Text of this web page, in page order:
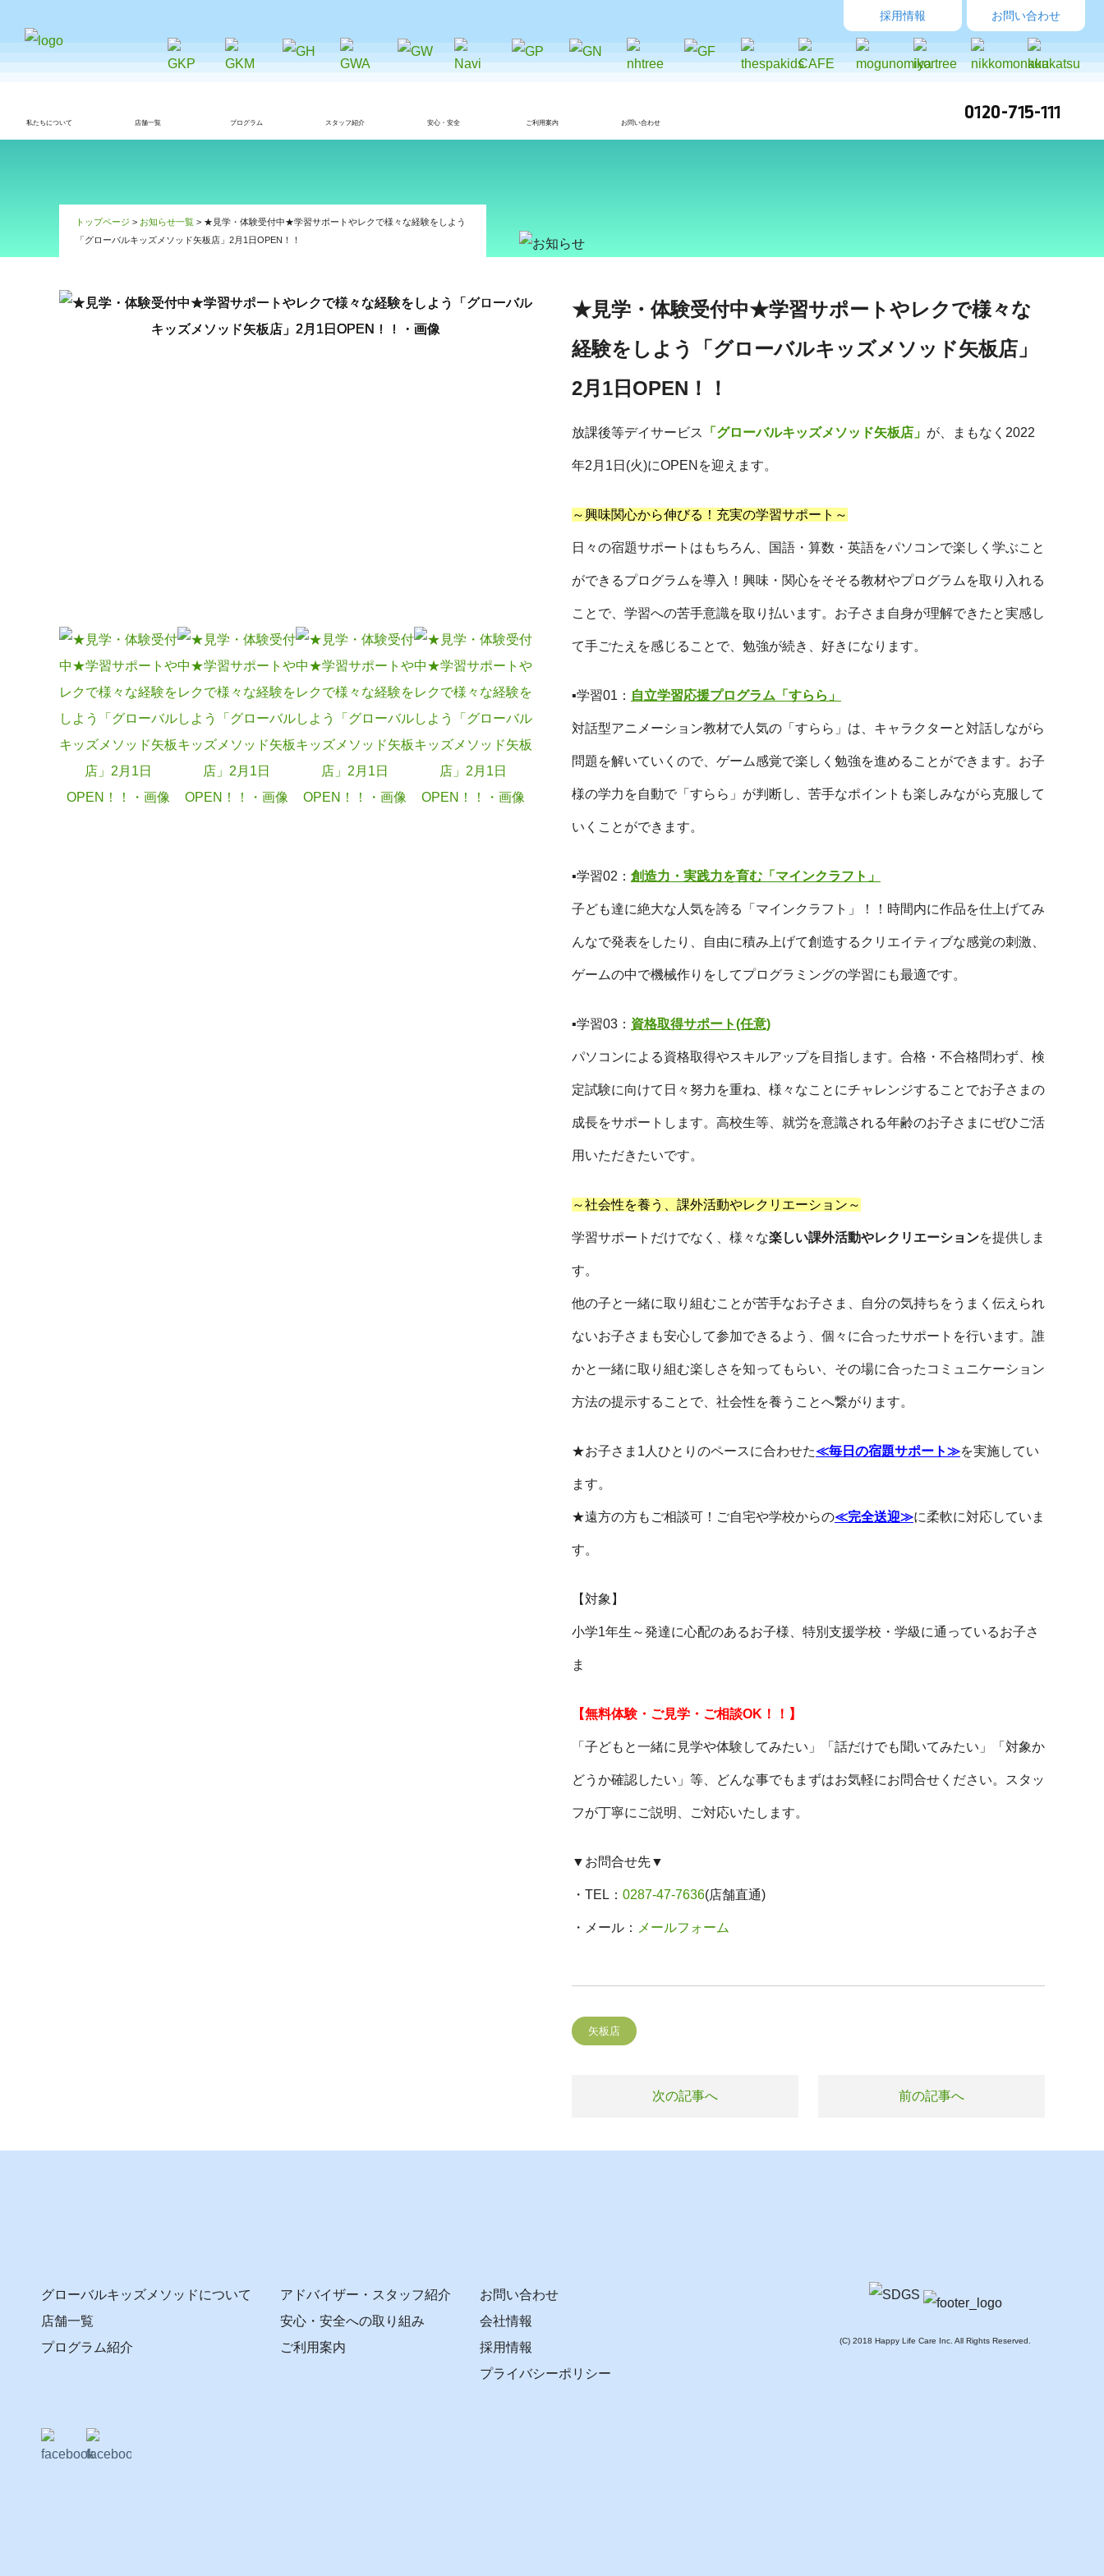
私たちについて 店舗一覧 プログラム スタッフ紹介 安心・安全 ご利用案内 お問い合わせ 0120-715-111
採用情報 お問い合わせ
トップページ > お知らせ一覧 > ★見学・体験受付中★学習サポートやレクで様々な経験をしよう
「グローバルキッズメソッド矢板店」2月1日OPEN！！
★見学・体験受付中★学習サポートやレクで様々な
経験をしよう「グローバルキッズメソッド矢板店」
2月1日OPEN！！
放課後等デイサービス 「グローバルキッズメソッド矢板店」 が、まもなく2022
年2月1日(火)にOPENを迎えます。
～興味関心から伸びる！充実の学習サポート～
日々の宿題サポートはもちろん、国語・算数・英語をパソコンで楽しく学ぶこと
ができるプログラムを導入！興味・関心をそそる教材やプログラムを取り入れる
ことで、学習への苦手意識を取り払います。お子さま自身が理解できたと実感し
て手ごたえを感じることで、勉強が続き、好きになります。
▪学習01： 自立学習応援プログラム「すらら」
対話型アニメーション教材で人気の「すらら」は、キャラクターと対話しながら
問題を解いていくので、ゲーム感覚で楽しく勉強を進めることができます。お子
様の学力を自動で「すらら」が判断し、苦手なポイントも楽しみながら克服して
いくことができます。
▪学習02： 創造力・実践力を育む「マインクラフト」
子ども達に絶大な人気を誇る「マインクラフト」！！時間内に作品を仕上げてみ
んなで発表をしたり、自由に積み上げて創造するクリエイティブな感覚の刺激、
ゲームの中で機械作りをしてプログラミングの学習にも最適です。
▪学習03： 資格取得サポート(任意)
パソコンによる資格取得やスキルアップを目指します。合格・不合格問わず、検
定試験に向けて日々努力を重ね、様々なことにチャレンジすることでお子さまの
成長をサポートします。高校生等、就労を意識される年齢のお子さまにぜひご活
用いただきたいです。
～社会性を養う、課外活動やレクリエーション～
学習サポートだけでなく、様々な楽しい課外活動やレクリエーションを提供しま
す。
他の子と一緒に取り組むことが苦手なお子さま、自分の気持ちをうまく伝えられ
ないお子さまも安心して参加できるよう、個々に合ったサポートを行います。誰
かと一緒に取り組む楽しさを知ってもらい、その場に合ったコミュニケーション
方法の提示することで、社会性を養うことへ繋がります。
★お子さま1人ひとりのペースに合わせた≪毎日の宿題サポート≫を実施してい
ます。
★遠方の方もご相談可！ご自宅や学校からの≪完全送迎≫に柔軟に対応していま
す。
【対象】
小学1年生～発達に心配のあるお子様、特別支援学校・学級に通っているお子さ
ま
【無料体験・ご見学・ご相談OK！！】
「子どもと一緒に見学や体験してみたい」「話だけでも聞いてみたい」「対象か
どうか確認したい」等、どんな事でもまずはお気軽にお問合せください。スタッ
フが丁寧にご説明、ご対応いたします。
▼お問合せ先▼
・TEL： 0287-47-7636(店舗直通)
・メール： メールフォーム
矢板店
前の記事へ
次の記事へ
グローバルキッズメソッドについて
店舗一覧
プログラム紹介
アドバイザー・スタッフ紹介
安心・安全への取り組み
ご利用案内
お問い合わせ
会社情報
採用情報
プライバシーポリシー
(C) 2018 Happy Life Care Inc. All Rights Reserved.